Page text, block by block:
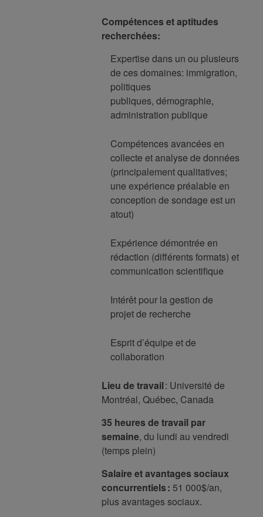
Compétences et aptitudes
recherchées:
Expertise dans un ou plusieurs
de ces domaines: immigration,
politiques
publiques, démographie,
administration publique
Compétences avancées en
collecte et analyse de données
(principalement qualitatives;
une expérience préalable en
conception de sondage est un
atout)
Expérience démontrée en
rédaction (différents formats) et
communication scientifique
Intérêt pour la gestion de
projet de recherche
Esprit d’équipe et de
collaboration
Lieu de travail: Université de
Montréal, Québec, Canada
35 heures de travail par
semaine, du lundi au vendredi
(temps plein)
Salaire et avantages sociaux
concurrentiels : 51 000$/an,
plus avantages sociaux.